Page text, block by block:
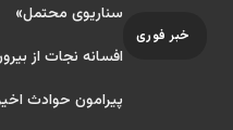
خبر فوری
سناریوی محتمل»
افسانه نجات از
پیرامون حوادث